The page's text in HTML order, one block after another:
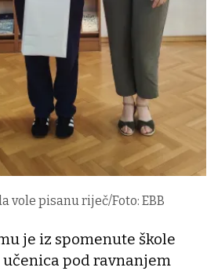
vole pisanu riječ/Foto: EBB
je iz spomenute škole
pod ravnanjem